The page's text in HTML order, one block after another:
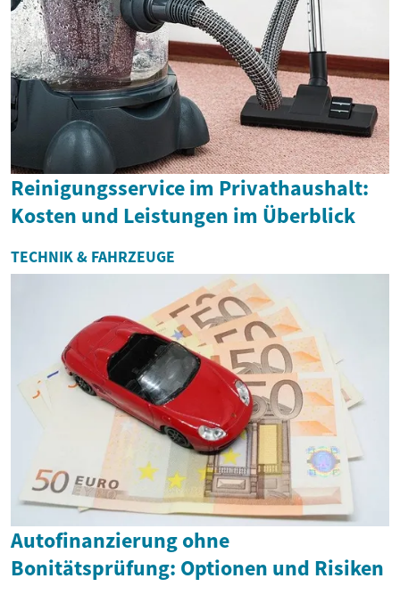
Reinigungsservice im Privathaushalt:
Kosten und Leistungen im Überblick
TECHNIK & FAHRZEUGE
Autofinanzierung ohne
Bonitätsprüfung: Optionen und Risiken